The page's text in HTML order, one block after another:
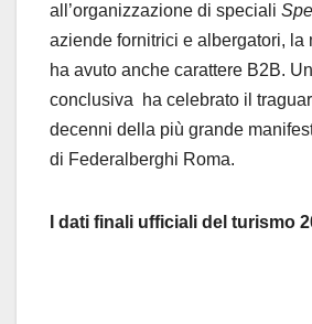
all’organizzazione di speciali
aziende fornitrici e albergatori, la
ha avuto anche carattere B2B.
conclusiva ha celebrato il
decenni della più grande
di Federalberghi Roma.
I dati finali ufficiali del turismo